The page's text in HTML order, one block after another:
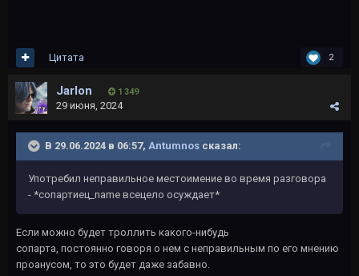
2
Цитата
Jarlon 1 349
29 июня, 2024
В 29.06.2024 в 06:57, Antumnos сказал:
Употребил неправильное местоимение во время разговора
- *сопартиец_name всецело осуждает*
Если можно будет троллить какого-нибудь
сопарта, постоянно говоря о нем с неправильным по его мнению
проанусом, то это будет даже забавно.